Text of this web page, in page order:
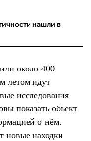
нашли в
около 400
летом идут
исследования
показать объект
о нём.
новые находки